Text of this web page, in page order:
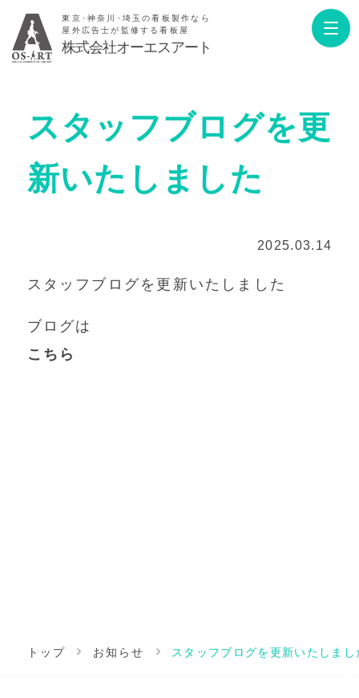
東京･神奈川･埼玉の看板製作なら
屋外広告士が監修する看板屋
株式会社オーエスアート
スタッフブログを更
新いたしました
2025.03.14
スタッフブログを更新いたしました
ブログは
こちら
トップ お知らせ スタッフブログを更新いたしまし